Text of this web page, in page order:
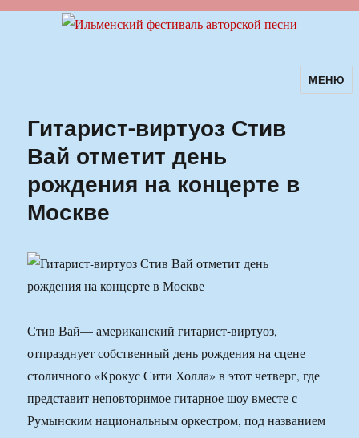
Ильменский фестиваль авторскойМЕНЮ
Гитарист-виртуоз Стив
Вай отметит день
рождения на концерте в
Москве
Стив Вай— американский гитарист-виртуоз,
отпразднует собственный день рождения на сцене
столичного «Крокус Сити Холла» в этот четверг, где
представит неповторимое гитарное шоу вместе с
Румынским национальным оркестром, под названием